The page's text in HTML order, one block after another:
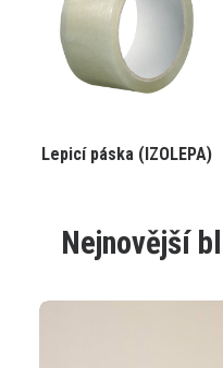
VYBRAT VARIANTU
Tento
produkt
variant.
Varianty
Lepicí páska (IZOLEPA)
Nejnovější